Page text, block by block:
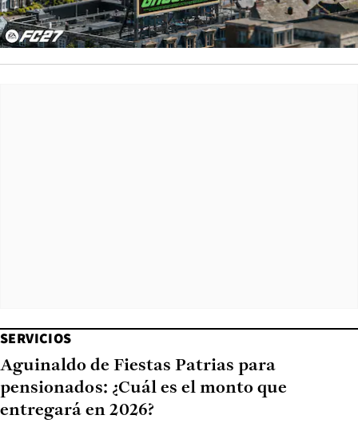
SERVICIOS
Aguinaldo de Fiestas Patrias para
pensionados: ¿Cuál es el monto que
entregará en 2026?